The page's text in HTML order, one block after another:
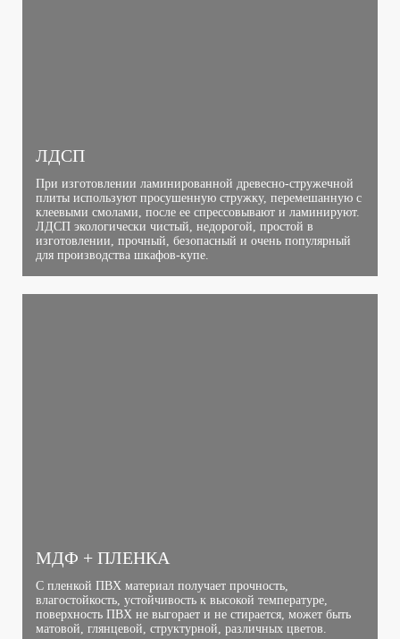
ЛДСП
При изготовлении ламинированной древесно-стружечной
плиты используют просушенную стружку, перемешанную с
клеевыми смолами, после ее спрессовывают и ламинируют.
ЛДСП экологически чистый, недорогой, простой в
изготовлении, прочный, безопасный и очень популярный
для производства шкафов-купе.
МДФ + ПЛЕНКА
С пленкой ПВХ материал получает прочность,
влагостойкость, устойчивость к высокой температуре,
поверхность ПВХ не выгорает и не стирается, может быть
матовой, глянцевой, структурной, различных цветов.